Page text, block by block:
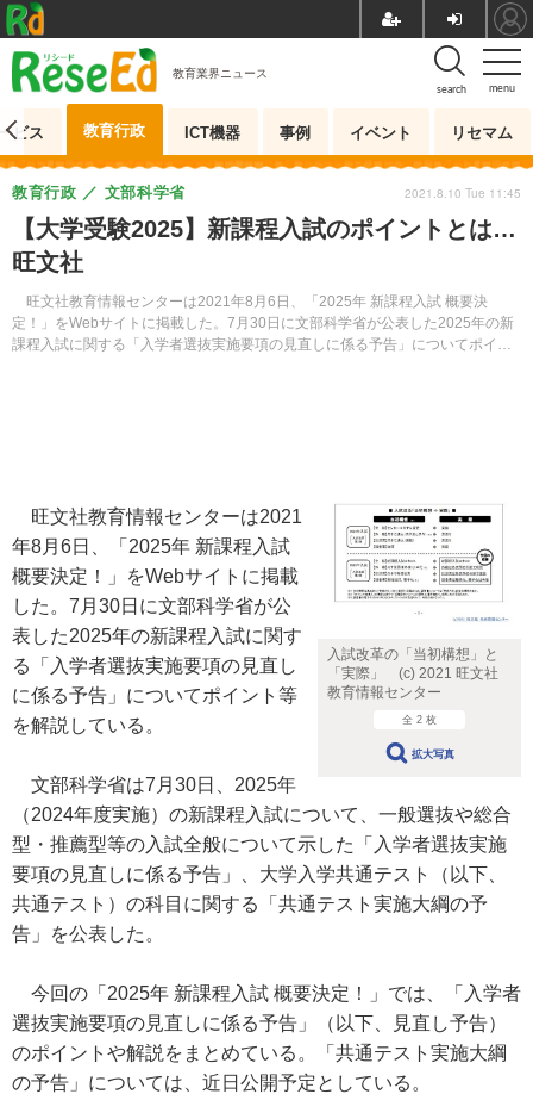
menu
search
教育業界ニュース
ビス 教育行政 ICT機器 事例 イベント リセマム
【大学受験2025】新課程入試のポイントとは…
旺文社
旺文社教育情報センターは2021年8月6日、「2025年 新課程入試 概要決
定！」をWebサイトに掲載した。7月30日に文部科学省が公表した2025年の新
課程入試に関する「入学者選抜実施要項の見直しに係る予告」についてポイン
教育行政 文部科学省 2021.8.10 Tue 11:45
入試改革の「当初構想」と
「実際」 (c) 2021 旺文社
教育情報センター
全 2 枚
拡大写真
旺文社教育情報センターは2021
年8月6日、「2025年 新課程入試
概要決定！」をWebサイトに掲載
した。7月30日に文部科学省が公
表した2025年の新課程入試に関す
る「入学者選抜実施要項の見直し
に係る予告」についてポイント等
を解説している。
文部科学省は7月30日、2025年
（2024年度実施）の新課程入試について、一般選抜や総合
型・推薦型等の入試全般について示した「入学者選抜実施
要項の見直しに係る予告」、大学入学共通テスト（以下、
共通テスト）の科目に関する「共通テスト実施大綱の予
告」を公表した。
今回の「2025年 新課程入試 概要決定！」では、「入学者
選抜実施要項の見直しに係る予告」（以下、見直し予告）
のポイントや解説をまとめている。「共通テスト実施大綱
の予告」については、近日公開予定としている。